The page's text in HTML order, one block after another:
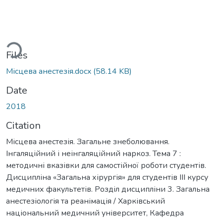
Files
Місцева анестезія.docx (58.14 KB)
Date
2018
Citation
Місцева анестезія. Загальне знеболювання.
Інгаляційний і неінгаляційний наркоз. Тема 7 :
методичні вказівки для самостійної роботи студентів.
Дисципліна «Загальна хірургія» для студентів ІІІ курсу
медичних факультетів. Розділ дисципліни 3. Загальна
анестезіологія та реанімація / Харківський
національний медичний університет, Кафедра